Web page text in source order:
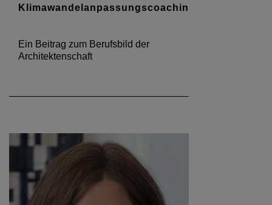
Klimawandelanpassungscoaching
Ein Beitrag zum Berufsbild der
Architektenschaft